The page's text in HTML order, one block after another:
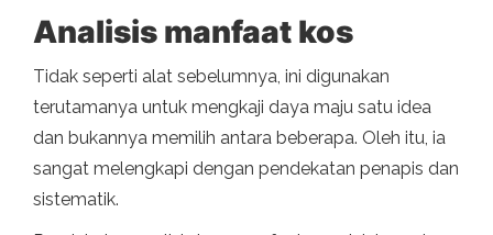
Analisis manfaat kos
Tidak seperti alat sebelumnya, ini digunakan
terutamanya untuk mengkaji daya maju satu idea
dan bukannya memilih antara beberapa. Oleh itu, ia
sangat melengkapi dengan pendekatan penapis dan
sistematik.